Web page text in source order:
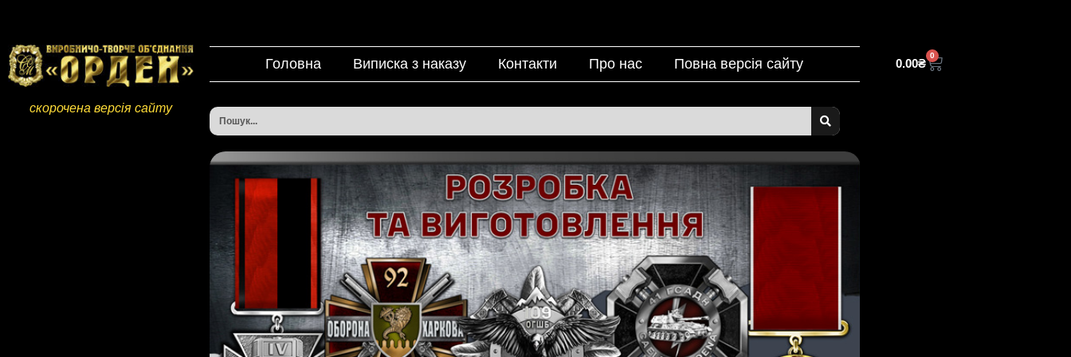
скорочена версія сайту
Головна Виписка з наказу Контакти Про нас Повна версія сайту 0.00₴
0